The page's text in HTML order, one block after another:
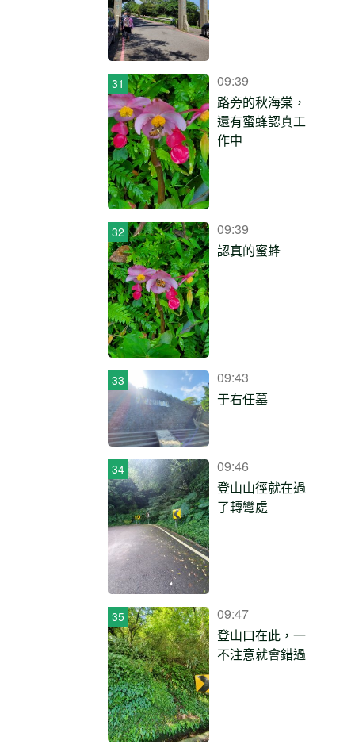
09:39
路旁的秋海棠，
還有蜜蜂認真工
作中
09:39
認真的蜜蜂
09:43
于右任墓
09:46
登山山徑就在過
了轉彎處
09:47
登山口在此，一
不注意就會錯過